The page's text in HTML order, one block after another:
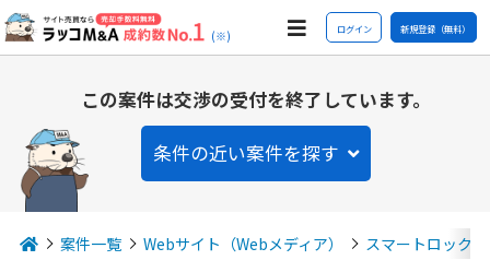
(※) ログイン 新規登録（無料）
この案件は交渉の受付を終了しています。
条件の近い案件を探す
案件一覧 Webサイト（Webメディア） スマートロック